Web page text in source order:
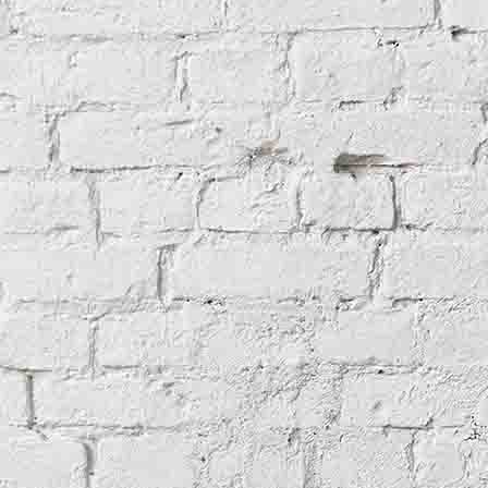
Wenn Worte